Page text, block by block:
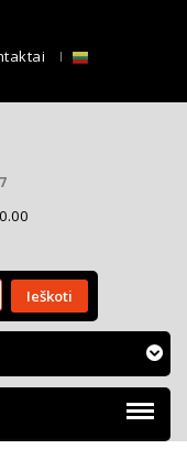
0.00
Ieškoti